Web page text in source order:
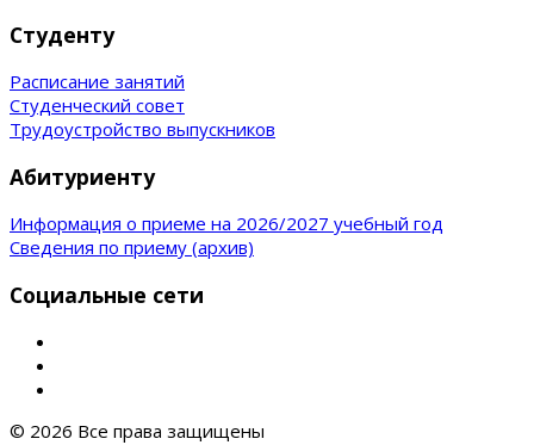
Студенту
Расписание занятий
Студенческий совет
Трудоустройство выпускников
Абитуриенту
Информация о приеме на 2026/2027 учебный год
Сведения по приему (архив)
Социальные сети
© 2026 Все права защищены